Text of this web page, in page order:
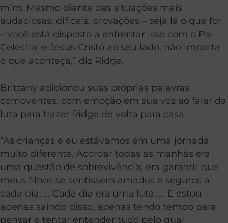
mim. Mesmo diante das situações mais
audaciosas, difíceis, provações – seja lá o que for
– você está disposto a enfrentar isso com o Pai
Celestial e Jesus Cristo ao seu lado, não importa
o que aconteça,” diz Ridge.
Brittany adicionou suas próprias palavras
comoventes, com emoção em sua voz ao falar da
luta para trazer Ridge de volta para casa.
“As crianças e eu estávamos em uma jornada
muito diferente. Acordar todas as manhãs era
uma questão de sobrevivência; era garantir que
meus filhos se sentissem amados e seguros a
cada dia. … Cada dia era uma luta. … E estou
apenas saindo disso, apenas tendo tempo para
pensar e tentar entender tudo pelo qual